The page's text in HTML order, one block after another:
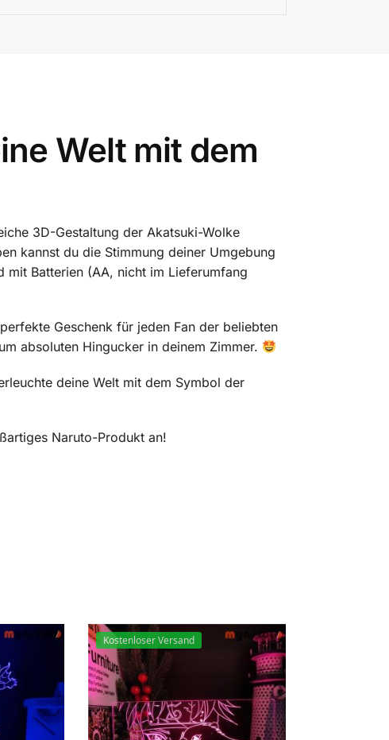
Welt mit dem
3D-Gestaltung der Akatsuki-Wolke
kannst du die Stimmung deiner Umgebung
mit Batterien (AA, nicht im Lieferumfang
Geschenk für jeden Fan der beliebten
absoluten Hingucker in deinem Zimmer.
deine Welt mit dem Symbol der
Naruto-Produkt an!
Kostenloser Versand